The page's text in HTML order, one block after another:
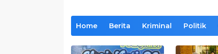
Home Berita Kriminal Politik